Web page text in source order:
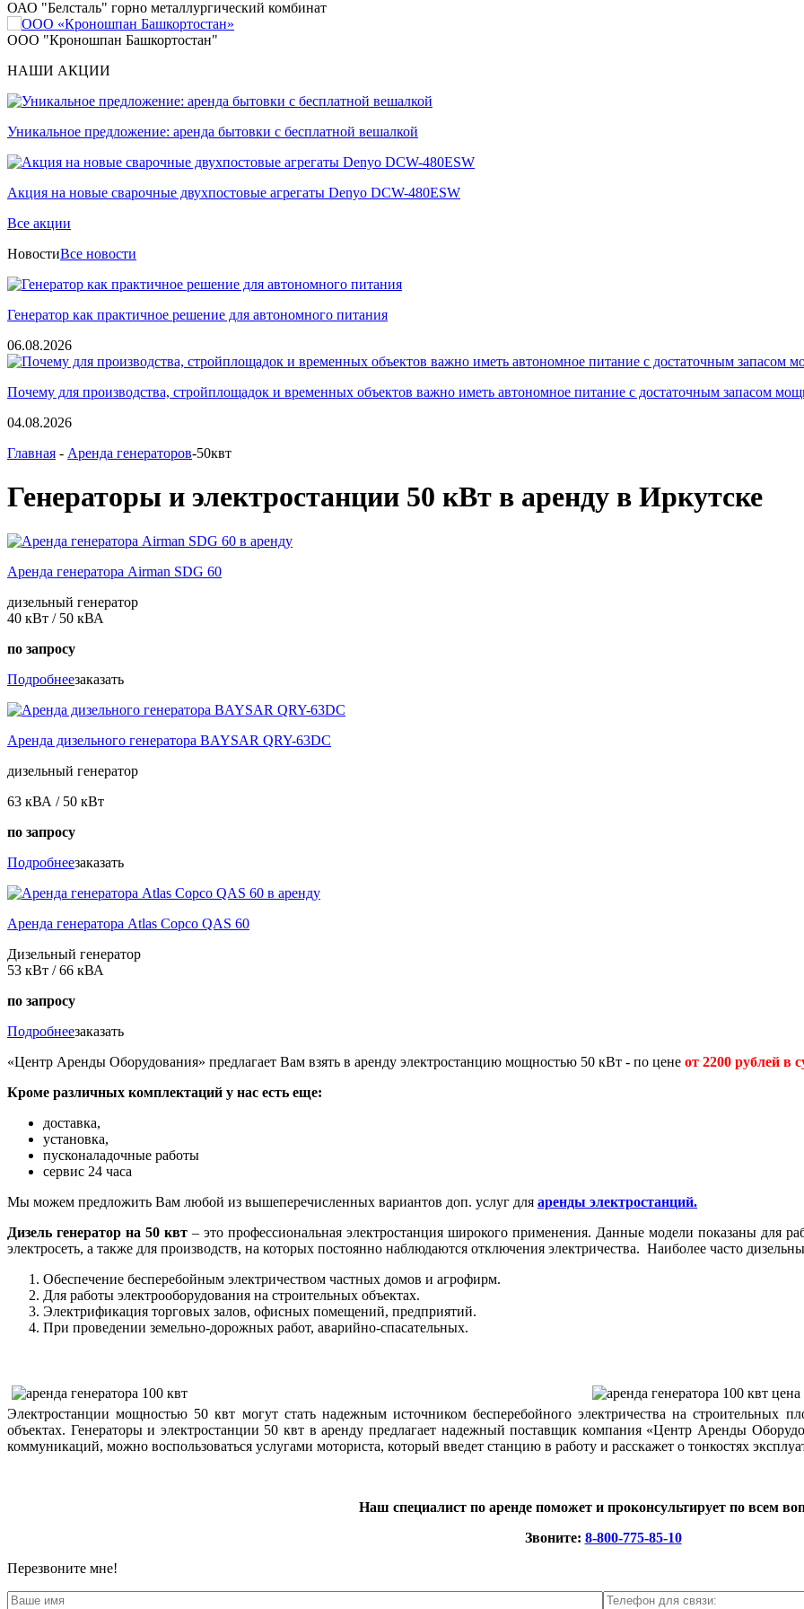
ОАО "Белсталь" горно металлургический комбинат
ООО "Кроношпан Башкортостан"
НАШИ АКЦИИ
Уникальное предложение: аренда бытовки с бесплатной вешалкой
Акция на новые сварочные двухпостовые агрегаты Denyo DCW-480ESW
Все акции
НовостиВсе новости
Генератор как практичное решение для автономного питания
06.08.2026
Почему для производства, стройплощадок и временных объектов важно иметь автономное питание с достаточным запасом
04.08.2026
Главная - Аренда генераторов-50квт
Генераторы и электростанции 50 кВт в аренду в Иркутске
Аренда генератора Airman SDG 60
дизельный генератор
40 кВт / 50 кВА
по запросу
Подробнеезаказать
Аренда дизельного генератора BAYSAR QRY-63DC
дизельный генератор
63 кВА / 50 кВт
по запросу
Подробнеезаказать
Аренда генератора Atlas Copco QAS 60
Дизельный генератор
53 кВт / 66 кВА
по запросу
Подробнеезаказать
«Центр Аренды Оборудования» предлагает Вам взять в аренду электростанцию мощностью 50 кВт - по цене от 2200 рублей в
Кроме различных комплектаций у нас есть еще:
доставка,
установка,
пусконаладочные работы
сервис 24 часа
Мы можем предложить Вам любой из вышеперечисленных вариантов доп. услуг для аренды электростанций.
Дизель генератор на 50 квт – это профессиональная электростанция широкого применения. Данные модели показаны для
электросеть, а также для производств, на которых постоянно наблюдаются отключения электричества. Наиболее часто
Обеспечение бесперебойным электричеством частных домов и агрофирм.
Для работы электрооборудования на строительных объектах.
Электрификация торговых залов, офисных помещений, предприятий.
При проведении земельно-дорожных работ, аварийно-спасательных.
Электростанции мощностью 50 квт могут стать надежным источником бесперебойного электричества на строительных
объектах. Генераторы и электростанции 50 квт в аренду предлагает надежный поставщик компания «Центр Аренды
коммуникаций, можно воспользоваться услугами моториста, который введет станцию в работу и расскажет о тонкостях
Наш специалист по аренде поможет и проконсультирует по всем
Звоните: 8-800-775-85-10
Перезвоните мне!